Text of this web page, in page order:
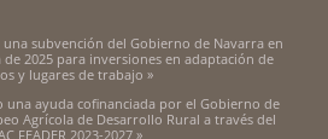
una subvención del Gobierno de Navarra en
2025 para inversiones en adaptación de
y lugares de trabajo »
una ayuda cofinanciada por el Gobierno de
Agrícola de Desarrollo Rural a través del
FEADER 2023-2027 »